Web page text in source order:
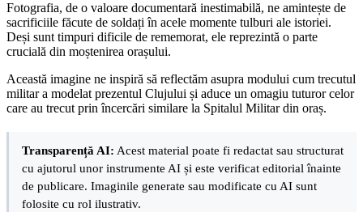
Fotografia, de o valoare documentară inestimabilă, ne amintește de
sacrificiile făcute de soldați în acele momente tulburi ale istoriei.
Deși sunt timpuri dificile de rememorat, ele reprezintă o parte
crucială din moștenirea orașului.
Această imagine ne inspiră să reflectăm asupra modului cum trecutul
militar a modelat prezentul Clujului și aduce un omagiu tuturor celor
care au trecut prin încercări similare la Spitalul Militar din oraș.
Transparență AI: Acest material poate fi redactat sau structurat
cu ajutorul unor instrumente AI și este verificat editorial înainte
de publicare. Imaginile generate sau modificate cu AI sunt
folosite cu rol ilustrativ.